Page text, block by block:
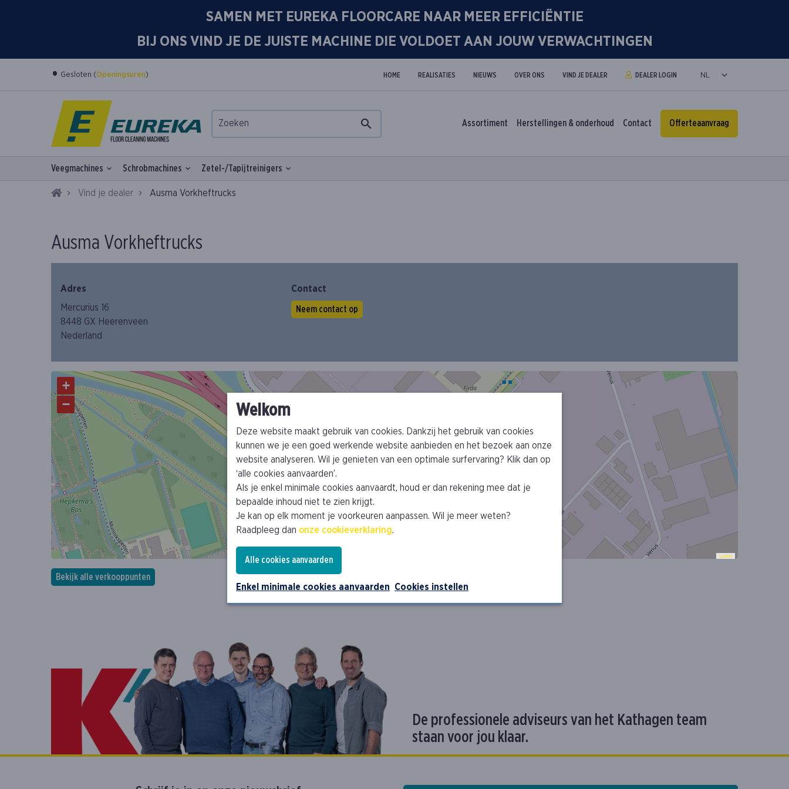
SAMEN MET EUREKA FLOORCARE NAAR MEER EFFICIËNTIE
BIJ ONS VIND JE DE JUISTE MACHINE DIE VOLDOET AAN JOUW VERWACHTINGEN
• Gesloten (Openingsuren) HOME REALISATIES NIEUWS OVER ONS VIND JE DEALER DEALER LOGIN
Assortiment Herstellingen & onderhoud Contact Offerteaanvraag
Veegmachines Schrobmachines Zetel-/Tapijtreinigers
HomeVind je dealer Ausma Vorkheftrucks
Ausma Vorkheftrucks
Adres
Mercurius 16
8448 GX Heerenveen
Nederland
Contact
Neem contact op
+
−
Leaflet
Bekijk alle verkooppunten
De professionele adviseurs van het Kathagen team
staan voor jou klaar.
Welkom
Deze website maakt gebruik van cookies. Dankzij het gebruik van cookies
kunnen we je een goed werkende website aanbieden en het bezoek aan onze
website analyseren. Wil je genieten van een optimale surfervaring? Klik dan op
‘alle cookies aanvaarden’.
Als je enkel minimale cookies aanvaardt, houd er dan rekening mee dat je
bepaalde inhoud niet te zien krijgt.
Je kan op elk moment je voorkeuren aanpassen. Wil je meer weten?
Raadpleeg dan onze cookieverklaring.
Alle cookies aanvaarden
Enkel minimale cookies aanvaarden Cookies instellen